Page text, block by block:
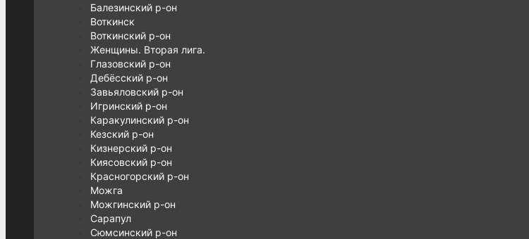
Балезинский р-он
Воткинск
Воткинский р-он
Женщины. Вторая лига.
Глазовский р-он
Дебёсский р-он
Завьяловский р-он
Игринский р-он
Каракулинский р-он
Кезский р-он
Кизнерский р-он
Киясовский р-он
Красногорский р-он
Можга
Можгинский р-он
Сарапул
Сюмсинский р-он